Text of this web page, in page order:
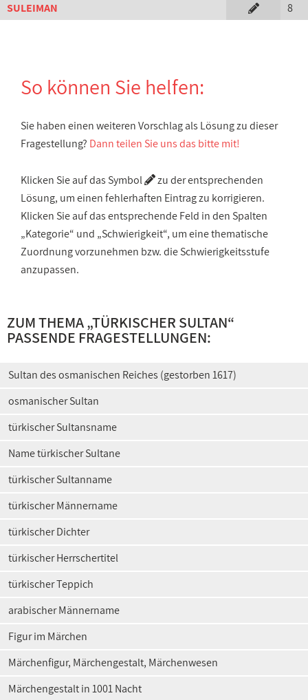
SULEIMAN
8
So können Sie helfen:
Sie haben einen weiteren Vorschlag als Lösung zu dieser
Fragestellung? Dann teilen Sie uns das bitte mit!
Klicken Sie auf das Symbol
zu der entsprechenden
Lösung, um einen fehlerhaften Eintrag zu korrigieren.
Klicken Sie auf das entsprechende Feld in den Spalten
„Kategorie“ und „Schwierigkeit“, um eine thematische
Zuordnung vorzunehmen bzw. die Schwierigkeitsstufe
anzupassen.
ZUM THEMA „TÜRKISCHER SULTAN“
PASSENDE FRAGESTELLUNGEN:
Sultan des osmanischen Reiches (gestorben 1617)
osmanischer Sultan
türkischer Sultansname
Name türkischer Sultane
türkischer Sultanname
türkischer Männername
türkischer Dichter
türkischer Herrschertitel
türkischer Teppich
arabischer Männername
Figur im Märchen
Märchenfigur, Märchengestalt, Märchenwesen
Märchengestalt in 1001 Nacht